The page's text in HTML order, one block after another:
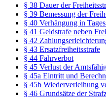
§ 38 Dauer der
§ 39 Bemessung der
§ 40 Verhängung in
§ 41 Geldstrafe neben
§ 42
§ 43 Ersatzfreiheitsstrafe
§ 44 Fahrverbot
§ 45 Verlust der
§ 45a Eintritt und
§ 45b Wiederverleihung
§ 46 Grundsätze der